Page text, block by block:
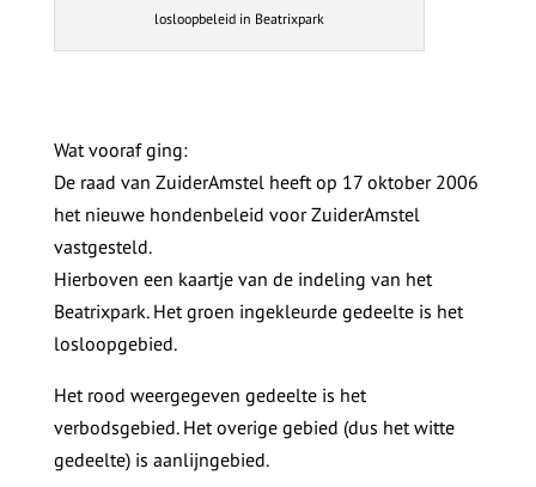
losloopbeleid in Beatrixpark
Wat vooraf ging:
De raad van ZuiderAmstel heeft op 17 oktober 2006
het nieuwe hondenbeleid voor ZuiderAmstel
vastgesteld.
Hierboven een kaartje van de indeling van het
Beatrixpark. Het groen ingekleurde gedeelte is het
losloopgebied.
Het rood weergegeven gedeelte is het
verbodsgebied. Het overige gebied (dus het witte
gedeelte) is aanlijngebied.